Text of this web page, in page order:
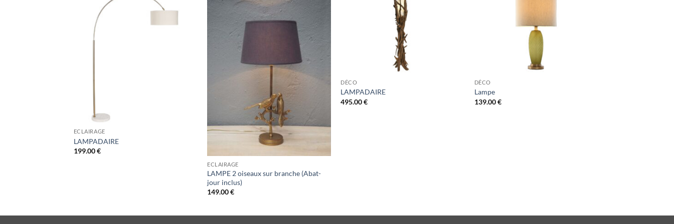
ECLAIRAGE
LAMPADAIRE
199.00€
ECLAIRAGE
LAMPE 2 oiseaux sur branche (Abat-
jour inclus)
149.00€
DÉCO
LAMPADAIRE
495.00€
DÉCO
Lampe
139.00€